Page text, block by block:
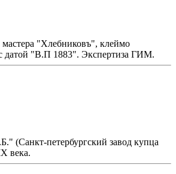
"Хлебниковъ", клеймо
датой "В.П 1883". Экспертиза ГИМ.
(Санкт-петербургский завод купца
века.